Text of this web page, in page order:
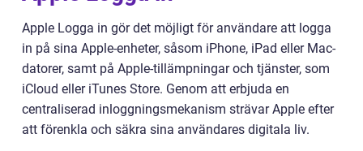
Apple Logga in gör det möjligt för användare att logga
in på sina Apple-enheter, såsom iPhone, iPad eller Mac-
datorer, samt på Apple-tillämpningar och tjänster, som
iCloud eller iTunes Store. Genom att erbjuda en
centraliserad inloggningsmekanism strävar Apple efter
att förenkla och säkra sina användares digitala liv.